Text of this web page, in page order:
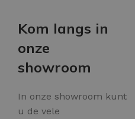
Kom langs in
onze
showroom
In onze showroom kunt
u de vele